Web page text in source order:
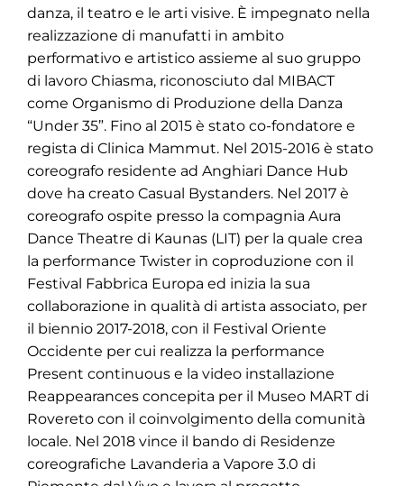
danza, il teatro e le arti visive. È impegnato nella
realizzazione di manufatti in ambito
performativo e artistico assieme al suo gruppo
di lavoro Chiasma, riconosciuto dal MIBACT
come Organismo di Produzione della Danza
“Under 35”. Fino al 2015 è stato co-fondatore e
regista di Clinica Mammut. Nel 2015-2016 è stato
coreografo residente ad Anghiari Dance Hub
dove ha creato Casual Bystanders. Nel 2017 è
coreografo ospite presso la compagnia Aura
Dance Theatre di Kaunas (LIT) per la quale crea
la performance Twister in coproduzione con il
Festival Fabbrica Europa ed inizia la sua
collaborazione in qualità di artista associato, per
il biennio 2017-2018, con il Festival Oriente
Occidente per cui realizza la performance
Present continuous e la video installazione
Reappearances concepita per il Museo MART di
Rovereto con il coinvolgimento della comunità
locale. Nel 2018 vince il bando di Residenze
coreografiche Lavanderia a Vapore 3.0 di